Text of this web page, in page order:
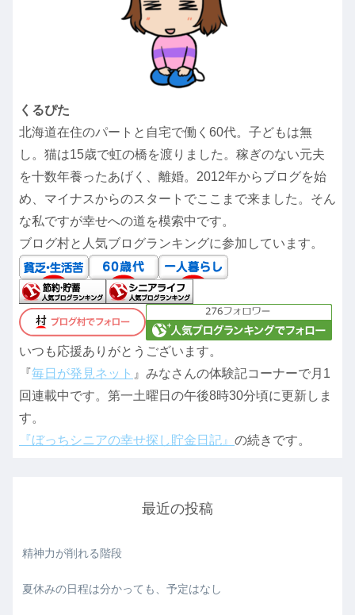
くるぴた
北海道在住のパートと自宅で働く60代。子どもは無
し。猫は15歳で虹の橋を渡りました。稼ぎのない元夫
を十数年養ったあげく、離婚。2012年からブログを始
め、マイナスからのスタートでここまで来ました。そん
な私ですが幸せへの道を模索中です。
ブログ村と人気ブログランキングに参加しています。
いつも応援ありがとうございます。
『毎日が発見ネット 』みなさんの体験記コーナーで月1
回連載中です。第一土曜日の午後8時30分頃に更新しま
す。
『ぼっちシニアの幸せ探し貯金日記』 の続きです。
最近の投稿
精神力が削れる階段
夏休みの日程は分かっても、予定はなし